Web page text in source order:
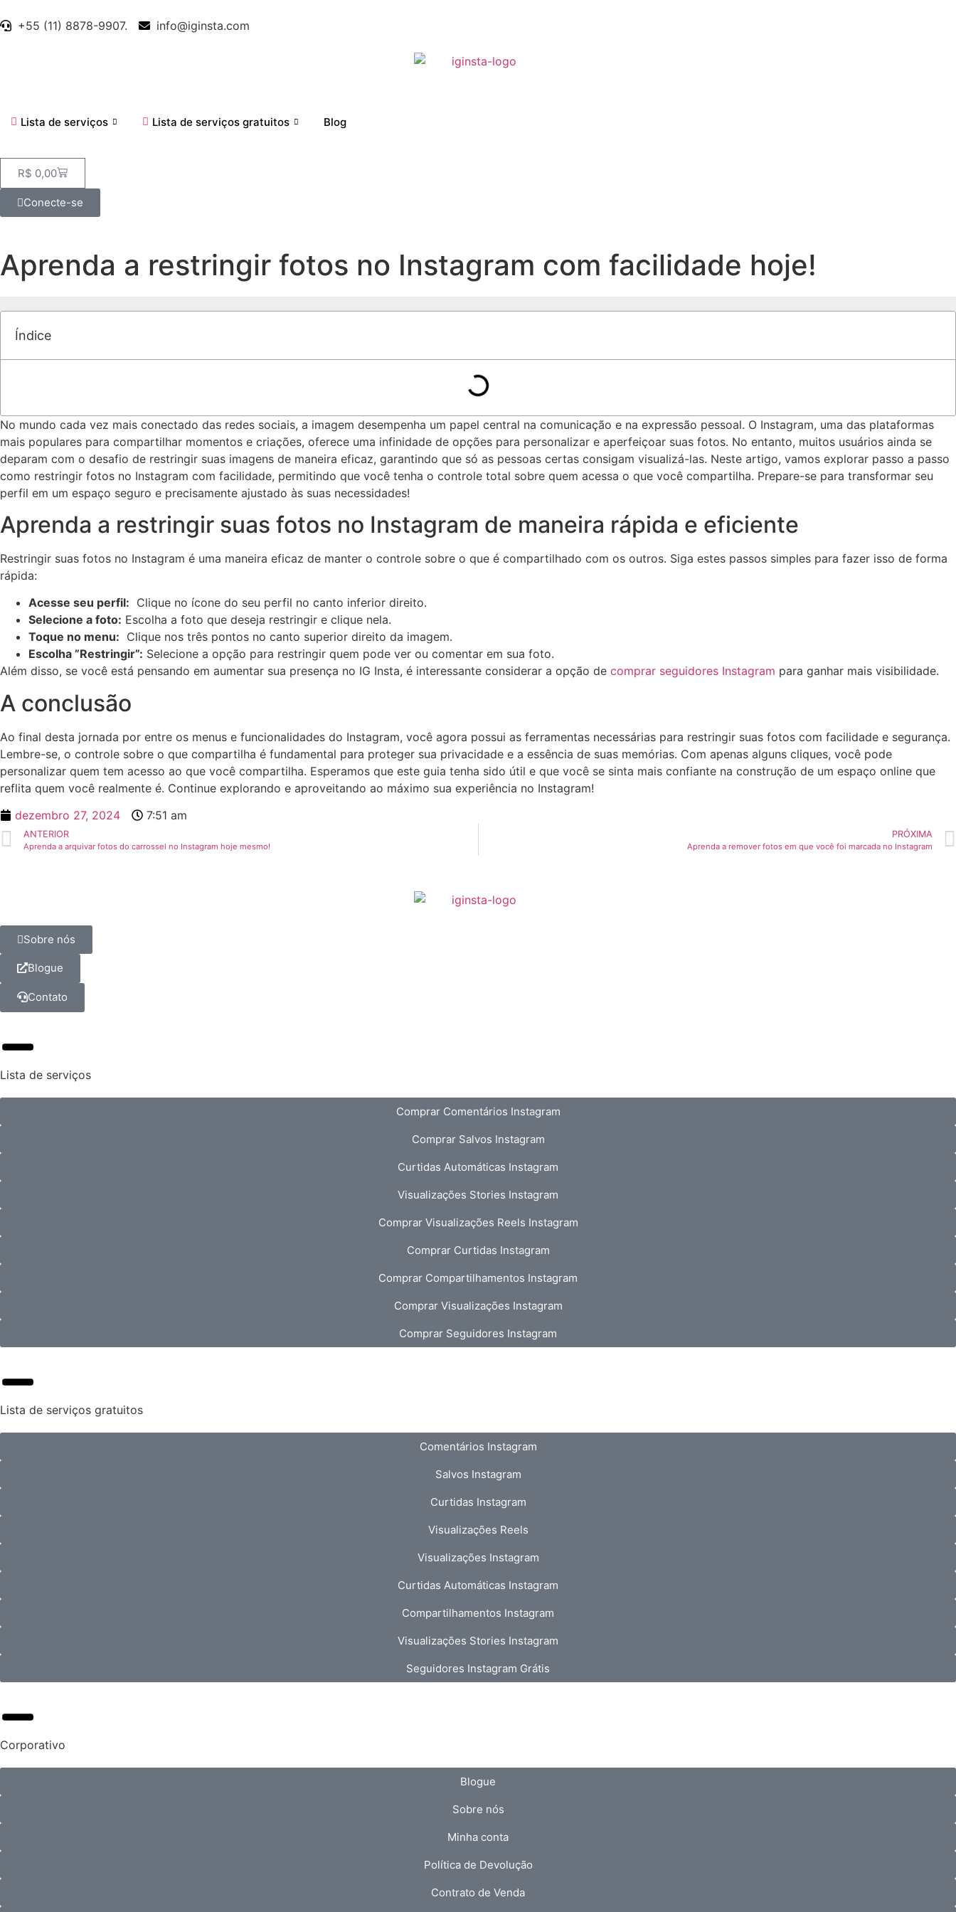
+55 (11) 8878-9907. info@iginsta.com
Lista de serviços Lista de serviços gratuitos Blog
R$ 0,00
Conecte-se
Aprenda a restringir fotos no Instagram com facilidade hoje!
Índice
No mundo cada⁢ vez mais ​conectado das ⁢redes ‍sociais,‍ a‍ imagem desempenha um papel‍ central na comunicação ⁢e na expressão pessoal. ⁢O ⁤Instagram, ⁢uma ​das plataformas
mais ⁤populares para⁤ compartilhar momentos e criações, oferece ⁣uma infinidade de ‌opções ‌para personalizar e aperfeiçoar suas fotos. No entanto, muitos usuários ainda se
deparam ​com o ​desafio de restringir suas imagens de​ maneira eficaz, garantindo que ⁣só as pessoas⁢ certas consigam visualizá-las. Neste artigo, ‌vamos explorar ⁤passo a ​passo
como restringir fotos no Instagram ‌com facilidade,⁤ permitindo ⁤que você tenha o controle total ⁣sobre quem acessa ⁤o⁤ que você compartilha. Prepare-se para‌ transformar seu
perfil‍ em um espaço seguro e precisamente ajustado às⁤ suas necessidades!
Aprenda ‍a​ restringir​ suas fotos no⁣ Instagram de maneira ‌rápida e eficiente
Restringir suas fotos no ⁤Instagram é‌ uma maneira ⁢eficaz de⁢ manter o ‌controle sobre ⁤o que é compartilhado com os outros. Siga estes ‍passos‌ simples​ para fazer isso de forma
rápida:
Acesse seu perfil: ‌ Clique no ícone do seu perfil no ‌canto inferior direito.
Selecione​ a‌ foto: Escolha a ‍foto ‌que deseja‍ restringir e clique nela.
Toque no menu: ​ Clique nos três pontos no‌ canto superior direito⁢ da imagem.
Escolha ​”Restringir”: Selecione a opção para restringir quem pode⁢ ver ou​ comentar em sua⁤ foto.
Além‌ disso, se você⁤ está pensando ⁣em aumentar​ sua⁢ presença‍ no IG ⁢Insta, é interessante⁢ considerar a opção‌ de comprar seguidores ⁣Instagram para ganhar mais visibilidade.
A conclusão
Ao final desta jornada⁣ por ⁣entre os menus e ⁢funcionalidades do Instagram, você agora possui ⁤as ferramentas necessárias ‌para restringir suas fotos com facilidade e segurança.⁤
Lembre-se, ‍o controle sobre o⁤ que compartilha ⁤é fundamental ⁤para proteger sua privacidade e​ a essência de suas⁣ memórias. Com‍ apenas​ alguns​ cliques, você pode⁣
personalizar⁣ quem tem acesso⁢ ao que você compartilha. Esperamos que este guia tenha⁢ sido útil e⁢ que você se sinta mais⁢ confiante na ​construção de um espaço online que
reflita⁣ quem você realmente é. ⁢Continue ‍explorando‌ e ⁣aproveitando ao⁤ máximo​ sua experiência ⁢no Instagram!
dezembro 27, 2024
7:51 am
ANTERIOR
Aprenda a arquivar fotos do carrossel no Instagram hoje mesmo!
PRÓXIMA
Aprenda a remover fotos em que você foi marcada no Instagram
Sobre nós
Blogue
Contato
Lista de serviços
Comprar Comentários Instagram
Comprar Salvos Instagram
Curtidas Automáticas Instagram
Visualizações Stories Instagram
Comprar Visualizações Reels Instagram
Comprar Curtidas Instagram
Comprar Compartilhamentos Instagram
Comprar Visualizações Instagram
Comprar Seguidores Instagram
Lista de serviços gratuitos
Comentários Instagram
Salvos Instagram
Curtidas Instagram
Visualizações Reels
Visualizações Instagram
Curtidas Automáticas Instagram
Compartilhamentos Instagram
Visualizações Stories Instagram
Seguidores Instagram Grátis
Corporativo
Blogue
Sobre nós
Minha conta
Política de Devolução
Contrato de Venda